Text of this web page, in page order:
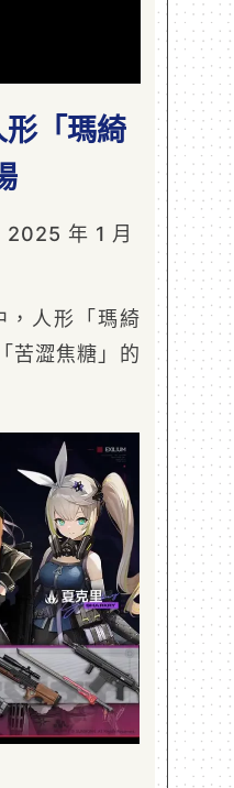
「瑪綺
年 1 月
，人形「瑪綺
苦澀焦糖」的